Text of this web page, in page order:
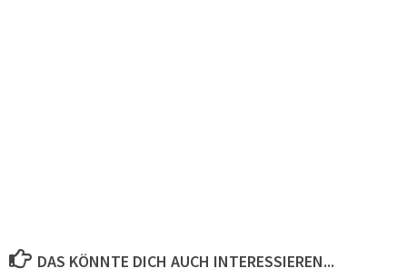
DAS KÖNNTE DICH AUCH INTERESSIEREN...